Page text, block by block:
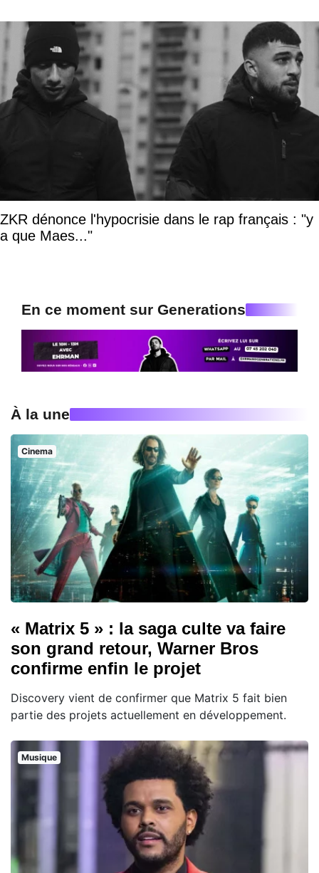
ZKR dénonce l'hypocrisie dans le rap français : "y
a que Maes..."
En ce moment sur Generations
À la une
Cinema
« Matrix 5 » : la saga culte va faire
son grand retour, Warner Bros
confirme enfin le projet
Discovery vient de confirmer que Matrix 5 fait bien
partie des projets actuellement en développement.
Musique